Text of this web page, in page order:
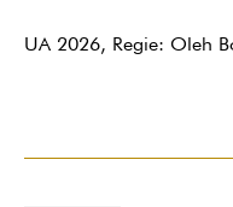
UA 2026, Regie: Oleh